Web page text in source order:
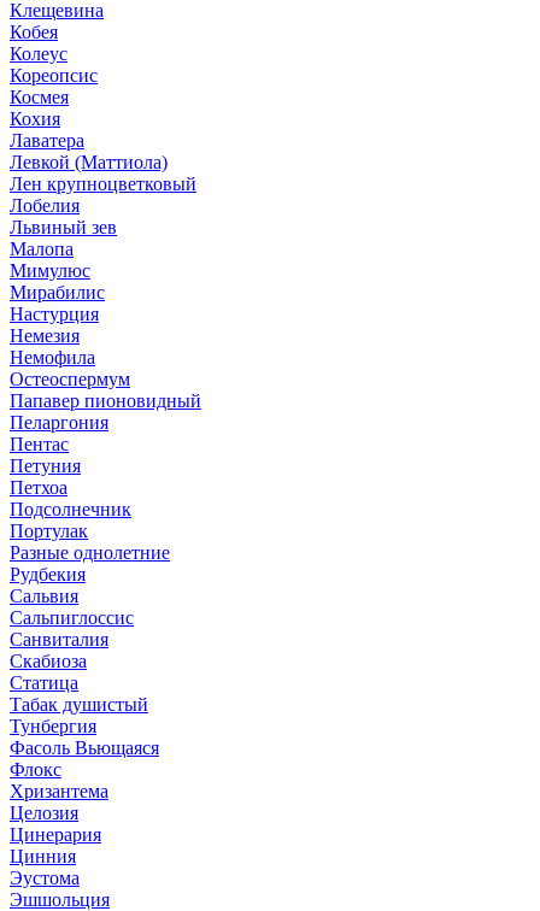
Клещевина
Кобея
Колеус
Кореопсис
Космея
Кохия
Лаватера
Левкой (Маттиола)
Лен крупноцветковый
Лобелия
Львиный зев
Малопа
Мимулюс
Мирабилис
Настурция
Немезия
Немофила
Остеоспермум
Папавер пионовидный
Пеларгония
Пентас
Петуния
Петхоа
Подсолнечник
Портулак
Разные однолетние
Рудбекия
Сальвия
Сальпиглоссис
Санвиталия
Скабиоза
Статица
Табак душистый
Тунбергия
Фасоль Вьющаяся
Флокс
Хризантема
Целозия
Цинерария
Цинния
Эустома
Эшшольция